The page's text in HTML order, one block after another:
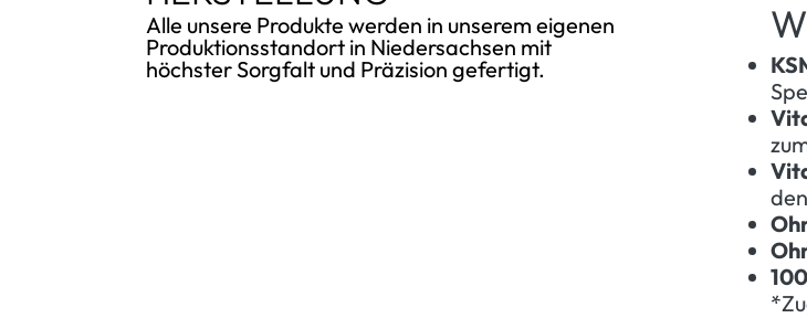
Alle unsere Produkte werden in unserem eigenen
Produktionsstandort in Niedersachsen mit
höchster Sorgfalt und Präzision gefertigt.